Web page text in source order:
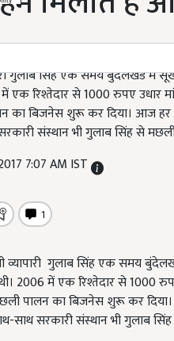
गुलाब सिंह एक समय बुंदेलखंड में
में एक रिश्तेदार से 1000 रुपए
का बिजनेस शुरू कर दिया। आज
संस्थान भी गुलाब सिंह से
7:07 AM IST
व्यापारी गुलाब सिंह एक समय
2006 में एक रिश्तेदार से
पालन का बिजनेस शुरू कर
साथ सरकारी संस्थान भी गुलाब